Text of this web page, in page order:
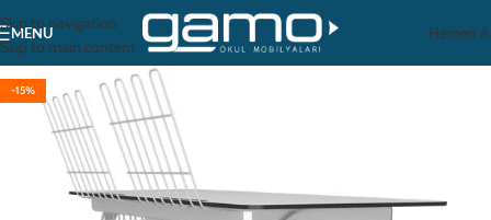
Skip to navigation
Skip to main content
MENU Hemen
-15%